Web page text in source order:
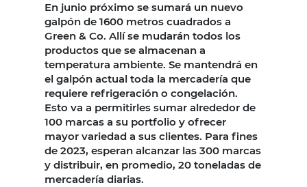
En junio próximo se sumará un nuevo
galpón de 1600 metros cuadrados a
Green & Co. Allí se mudarán todos los
productos que se almacenan a
temperatura ambiente. Se mantendrá en
el galpón actual toda la mercadería que
requiere refrigeración o congelación.
Esto va a permitirles sumar alrededor de
100 marcas a su portfolio y ofrecer
mayor variedad a sus clientes. Para fines
de 2023, esperan alcanzar las 300 marcas
y distribuir, en promedio, 20 toneladas de
mercadería diarias.